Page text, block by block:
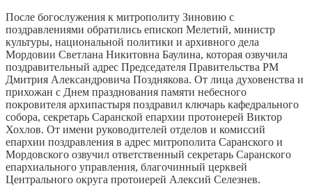
После богослужения к митрополиту Зиновию с
поздравлениями обратились епископ Мелетий, министр
культуры, национальной политики и архивного дела
Мордовии Светлана Никитовна Баулина, которая озвучила
поздравительный адрес Председателя Правительства РМ
Дмитрия Александровича Позднякова. От лица духовенства и
прихожан с Днем празднования памяти небесного
покровителя архипастыря поздравил ключарь кафедрального
собора, секретарь Саранской епархии протоиерей Виктор
Хохлов. От имени руководителей отделов и комиссий
епархии поздравления в адрес митрополита Саранского и
Мордовского озвучил ответственный секретарь Саранского
епархиального управления, благочинный церквей
Центрального округа протоиерей Алексий Селезнев.